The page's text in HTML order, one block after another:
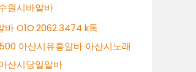
원시바알바
바 O1O.2062.3474 k톡
아산시유흥알바 아산시노래
산시당일알바